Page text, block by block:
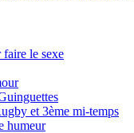
faire le sexe
et 3ème mi-temps
humeur